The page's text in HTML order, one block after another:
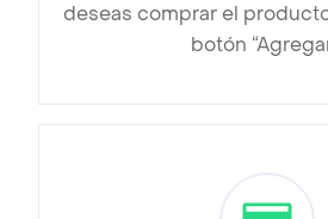
deseas comprar el
botón